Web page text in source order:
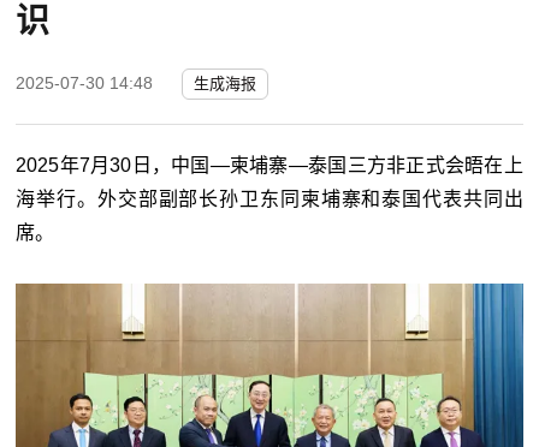
识
2025-07-30 14:48 生成海报
2025年7月30日，中国—柬埔寨—泰国三方非正式会晤在上
海举行。外交部副部长孙卫东同柬埔寨和泰国代表共同出
席。